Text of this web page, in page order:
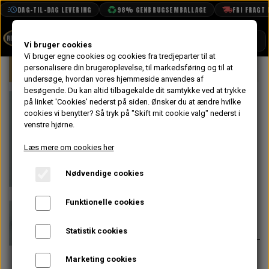
DAG-TIL-DAG LEVERING 98% GENBRUGSEMBALLAGE FRI FRAGT
BOOK TID
PROJEKTER
TEKNISK DATA
VANDPOLERING
Forside Mini Gearkasse & Drivlinje
På lager
Gearskifte
Gearkasse -
Hurtig Skift
432,80 kr.
Erstatter den originale gearskifte
Vi bruger cookies
Vi bruger egne cookies og cookies fra tredjeparter til at
personalisere din brugeroplevelse, til markedsføring og til at
undersøge, hvordan vores hjemmeside anvendes af
besøgende. Du kan altid tilbagekalde dit samtykke ved at trykke
på linket 'Cookies' nederst på siden. Ønsker du at ændre hvilke
cookies vi benytter? Så tryk på "Skift mit cookie valg" nederst i
venstre hjørne.
Læs mere om cookies her
Nødvendige cookies
Funktionelle cookies
Statistik cookies
Marketing cookies